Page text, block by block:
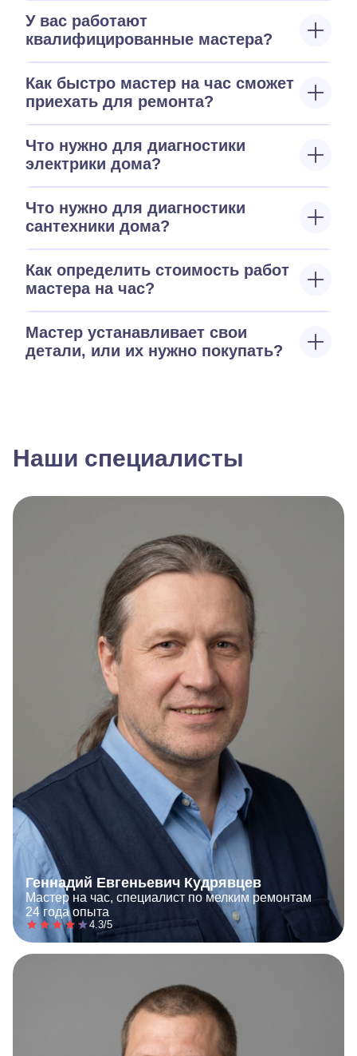
У вас работают
квалифицированные мастера?
Как быстро мастер на час сможет
приехать для ремонта?
Что нужно для диагностики
электрики дома?
Что нужно для диагностики
сантехники дома?
Как определить стоимость работ
мастера на час?
Мастер устанавливает свои
детали, или их нужно покупать?
Наши специалисты
Геннадий Евгеньевич Кудрявцев
Мастер на час, специалист по мелким ремонтам
24 года опыта
4.3/5